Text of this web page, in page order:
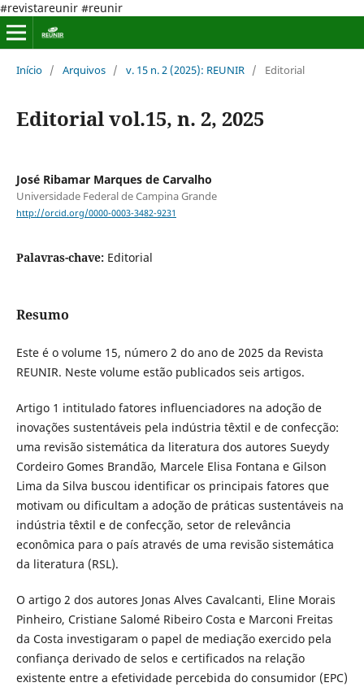
#revistareunir #reunir
Início / Arquivos / v. 15 n. 2 (2025): REUNIR / Editorial
Editorial vol.15, n. 2, 2025
José Ribamar Marques de Carvalho
Universidade Federal de Campina Grande
http://orcid.org/0000-0003-3482-9231
Palavras-chave: Editorial
Resumo
Este é o volume 15, número 2 do ano de 2025 da Revista
REUNIR. Neste volume estão publicados seis artigos.
Artigo 1 intitulado fatores influenciadores na adoção de
inovações sustentáveis pela indústria têxtil e de confecção:
uma revisão sistemática da literatura dos autores Sueydy
Cordeiro Gomes Brandão, Marcele Elisa Fontana e Gilson
Lima da Silva buscou identificar os principais fatores que
motivam ou dificultam a adoção de práticas sustentáveis na
indústria têxtil e de confecção, setor de relevância
econômica para o país através de uma revisão sistemática
da literatura (RSL).
O artigo 2 dos autores Jonas Alves Cavalcanti, Eline Morais
Pinheiro, Cristiane Salomé Ribeiro Costa e Marconi Freitas
da Costa investigaram o papel de mediação exercido pela
confiança derivado de selos e certificados na relação
existente entre a efetividade percebida do consumidor (EPC)